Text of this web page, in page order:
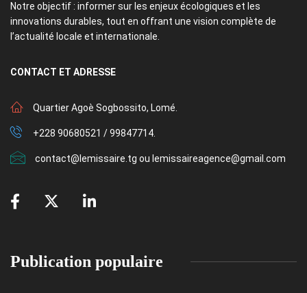
Notre objectif : informer sur les enjeux écologiques et les
innovations durables, tout en offrant une vision complète de
l’actualité locale et internationale.
CONTACT ET ADRESSE
Quartier Agoè Sogbossito, Lomé.
+228 90680521 / 99847714.
contact@lemissaire.tg ou lemissaireagence@gmail.com
Publication populaire